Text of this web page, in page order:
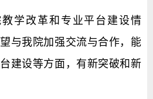
学改革和专业平台建设情
与我院加强交流与合作，能
建设等方面，有新突破和新